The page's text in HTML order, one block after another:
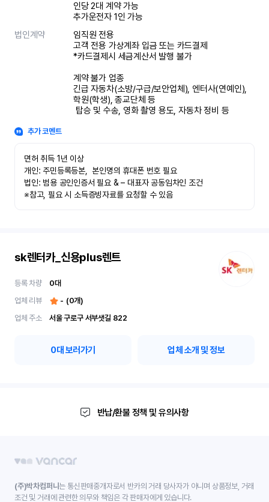
인당 2대 계약 가능
추가운전자 1인 가능
법인계약
임직원 전용
고객 전용 가상계좌 입금 또는 카드결제
*카드결제시 세금계산서 발행 불가
계약 불가 업종
긴급 자동차(소방/구급/보안업체), 엔터사(연예인),
학원(학생), 종교단체 등
탑승 및 수송, 영화 촬영 용도, 자동차 정비 등
추가 코멘트
면허 취득 1년 이상
개인: 주민등록등본,  본인명의 휴대폰 번호 필요
법인: 범용 공인인증서 필요 & – 대표자 공동임차인 조건
※참고, 필요 시 소득증빙자료를 요청할 수 있음
sk렌터카_신용plus렌트
등록 차량 0대
업체 리뷰
- (0개)
업체 주소
서울 구로구 서부샛길 822
0대 보러가기 업체 소개 및 정보
반납/환불 정책 및 유의사항
(주)박차컴퍼니는 통신판매중개자로서 반카의 거래 당사자가 아니며 상품정보, 거래
조건 및 거래에 관련한 의무와 책임은 각 판매자에게 있습니다.